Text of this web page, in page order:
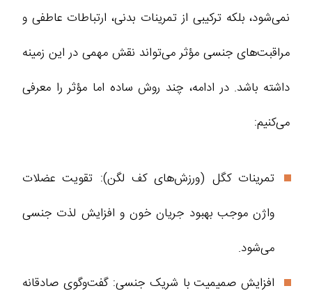
نمی‌شود، بلکه ترکیبی از تمرینات بدنی، ارتباطات عاطفی و
مراقبت‌های جنسی مؤثر می‌تواند نقش مهمی در این زمینه
داشته باشد. در ادامه، چند روش ساده اما مؤثر را معرفی
می‌کنیم:
تمرینات کگل (ورزش‌های کف لگن): تقویت عضلات
واژن موجب بهبود جریان خون و افزایش لذت جنسی
می‌شود.
افزایش صمیمیت با شریک جنسی: گفت‌وگوی صادقانه